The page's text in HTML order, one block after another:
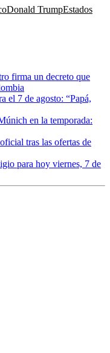
Donald TrumpEstados
firma un decreto que
el 7 de agosto: “Papá,
en la temporada:
tras las ofertas de
para hoy viernes, 7 de